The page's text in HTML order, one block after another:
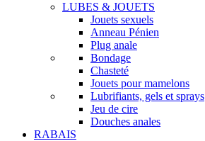
LUBES & JOUETS
Jouets sexuels
Anneau Pénien
Plug anale
Bondage
Chasteté
Jouets pour mamelons
Lubrifiants, gels et sprays
Jeu de cire
Douches anales
RABAIS